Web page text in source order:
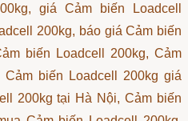
giá Cảm biến Loadcell
200kg, báo giá Cảm biến
biến Loadcell 200kg, Cảm
biến Loadcell 200kg giá
200kg tại Hà Nội, Cảm biến